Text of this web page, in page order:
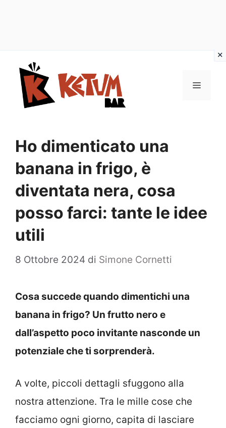
contenuto
Menu
Ho dimenticato una
banana in frigo, è
diventata nera, cosa
posso farci: tante le idee
utili
8 Ottobre 2024 di Simone Cornetti
Cosa succede quando dimentichi una
banana in frigo? Un frutto nero e
dall’aspetto poco invitante nasconde un
potenziale che ti sorprenderà.
A volte, piccoli dettagli sfuggono alla
nostra attenzione. Tra le mille cose che
facciamo ogni giorno, capita di lasciare